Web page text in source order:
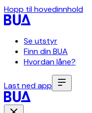
Hopp til hovedinnhold
Se utstyr
Finn din BUA
Hvordan låne?
Last ned app